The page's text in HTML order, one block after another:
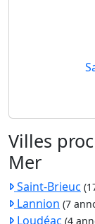
Villes
Mer
Saint-Brieuc
Lannion (7
Loudéac (4